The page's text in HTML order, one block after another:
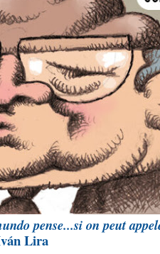
pense...si on peut
Lira